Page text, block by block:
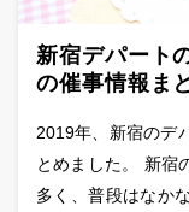
新宿デパート
の催事情報ま
2019年、新宿のデ
とめました。 新宿
多く、普段はなか